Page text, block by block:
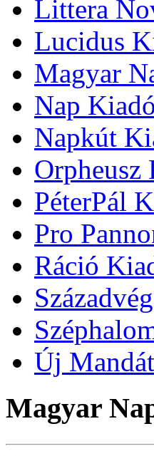
Littera
Lucidus
Magyar
Nap Kiadó
Napkút
Orpheusz
PéterPál
Pro
Ráció
Új
Magyar